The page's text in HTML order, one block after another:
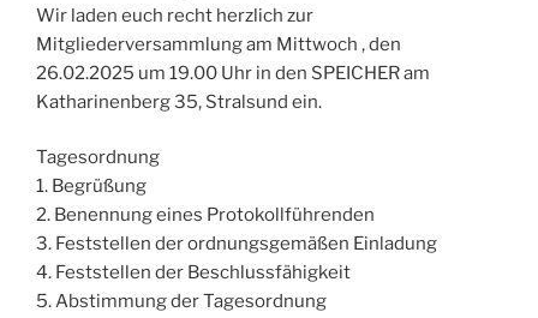
Wir laden euch recht herzlich zur
Mitgliederversammlung am Mittwoch , den
26.02.2025 um 19.00 Uhr in den SPEICHER am
Katharinenberg 35, Stralsund ein.
Tagesordnung
1. Begrüßung
2. Benennung eines Protokollführenden
3. Feststellen der ordnungsgemäßen Einladung
4. Feststellen der Beschlussfähigkeit
5. Abstimmung der Tagesordnung